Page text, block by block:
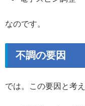
なのです。
不調の要因
では。この要因と考